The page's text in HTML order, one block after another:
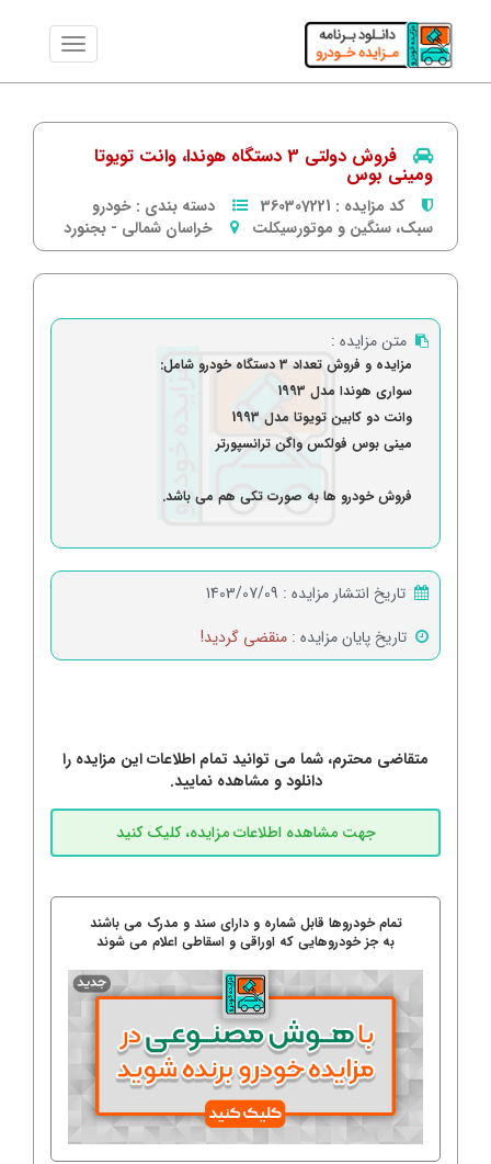
فروش دولتی 3 دستگاه هوندا، وانت تویوتا
ومینی بوس
کد مزایده : 360307221 دسته بندی : خودرو
سبک، سنگین و موتورسیکلت
خراسان شمالی - بجنورد
متن مزایده :
مزایده و فروش تعداد 3 دستگاه خودرو شامل:
سواری هوندا مدل 1993
وانت دو کابین تویوتا مدل 1993
مینی بوس فولکس واگن ترانسپورتر
فروش خودرو ها به صورت تکی هم می باشد.
تاریخ انتشار مزایده : 1403/07/09
تاریخ پایان مزایده : منقضی گردید!
متقاضی محترم، شما می توانید تمام اطلاعات این مزایده را
دانلود و مشاهده نمایید.
تمام خودروها قابل شماره و دارای سند و مدرک می باشند
به جز خودروهایی که اوراقی و اسقاطی اعلام می شوند